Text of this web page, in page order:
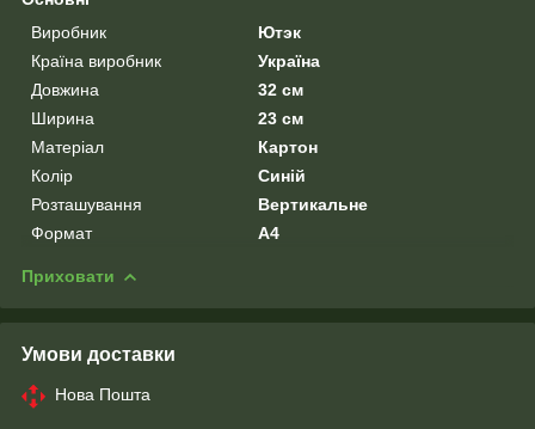
Виробник
Ютэк
Країна виробник
Україна
Довжина
32 см
Ширина
23 см
Матеріал
Картон
Колір
Синій
Розташування
Вертикальне
Формат
A4
Приховати
Умови доставки
Нова Пошта